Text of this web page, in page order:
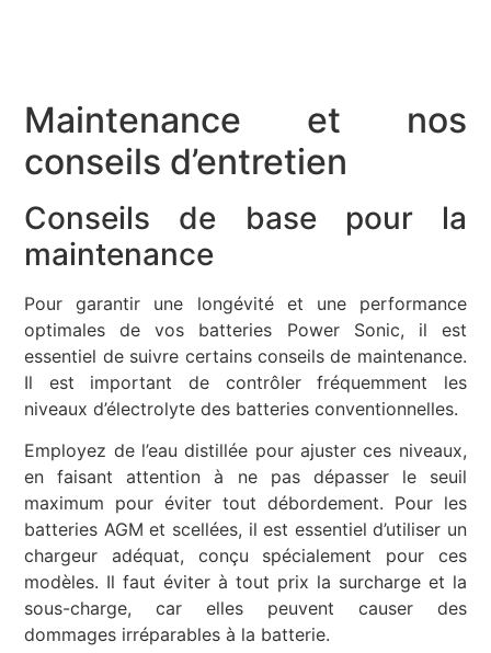
Maintenance et nos
conseils d’entretien
Conseils de base pour la
maintenance
Pour garantir une longévité et une performance
optimales de vos batteries Power Sonic, il est
essentiel de suivre certains conseils de maintenance.
Il est important de contrôler fréquemment les
niveaux d’électrolyte des batteries conventionnelles.
Employez de l’eau distillée pour ajuster ces niveaux,
en faisant attention à ne pas dépasser le seuil
maximum pour éviter tout débordement. Pour les
batteries AGM et scellées, il est essentiel d’utiliser un
chargeur adéquat, conçu spécialement pour ces
modèles. Il faut éviter à tout prix la surcharge et la
sous-charge, car elles peuvent causer des
dommages irréparables à la batterie.